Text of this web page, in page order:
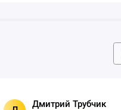
Дмитрий Трубчик